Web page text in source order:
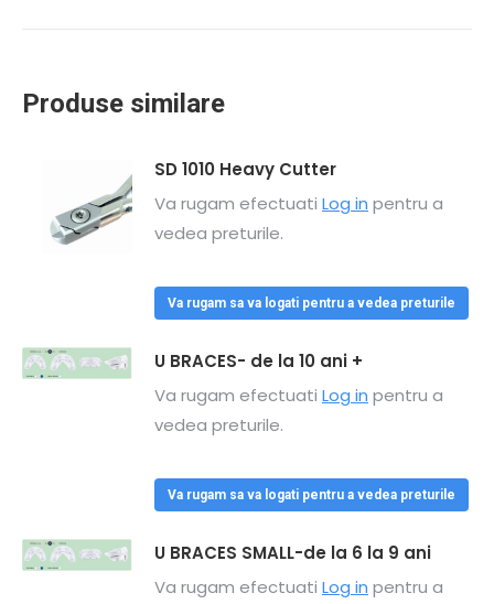
Produse similare
SD 1010 Heavy Cutter
Va rugam efectuati Log in pentru a
vedea preturile.
Va rugam sa va logati pentru a vedea preturile
U BRACES- de la 10 ani +
Va rugam efectuati Log in pentru a
vedea preturile.
Va rugam sa va logati pentru a vedea preturile
U BRACES SMALL-de la 6 la 9 ani
Va rugam efectuati Log in pentru a